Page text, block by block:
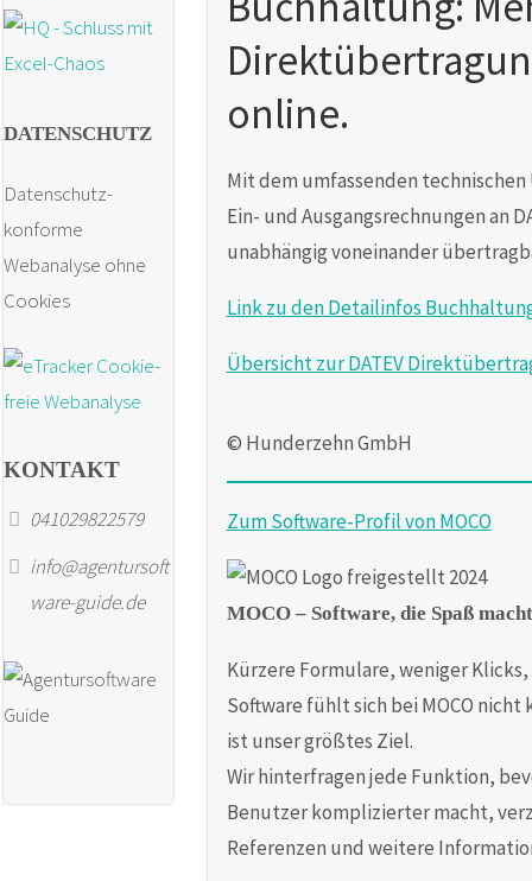
online.
Mit dem umfassenden
Ein- und Ausgangsrechnungen an
unabhängig voneinander
Link zu den Detailinfos
Übersicht zur DATEV
© Hunderzehn GmbH
Zum Software-Profil von MOCO
MOCO – Software, die Spaß
Kürzere Formulare, weniger
Software fühlt sich bei MOCO
ist unser größtes Ziel.
Wir hinterfragen jede Funktion,
Benutzer komplizierter macht,
Referenzen und weitere
DATENSCHUTZ
Datenschutz-
konforme
Webanalyse ohne
Cookies
KONTAKT
041029822579
info@agentursoft
ware-guide.de